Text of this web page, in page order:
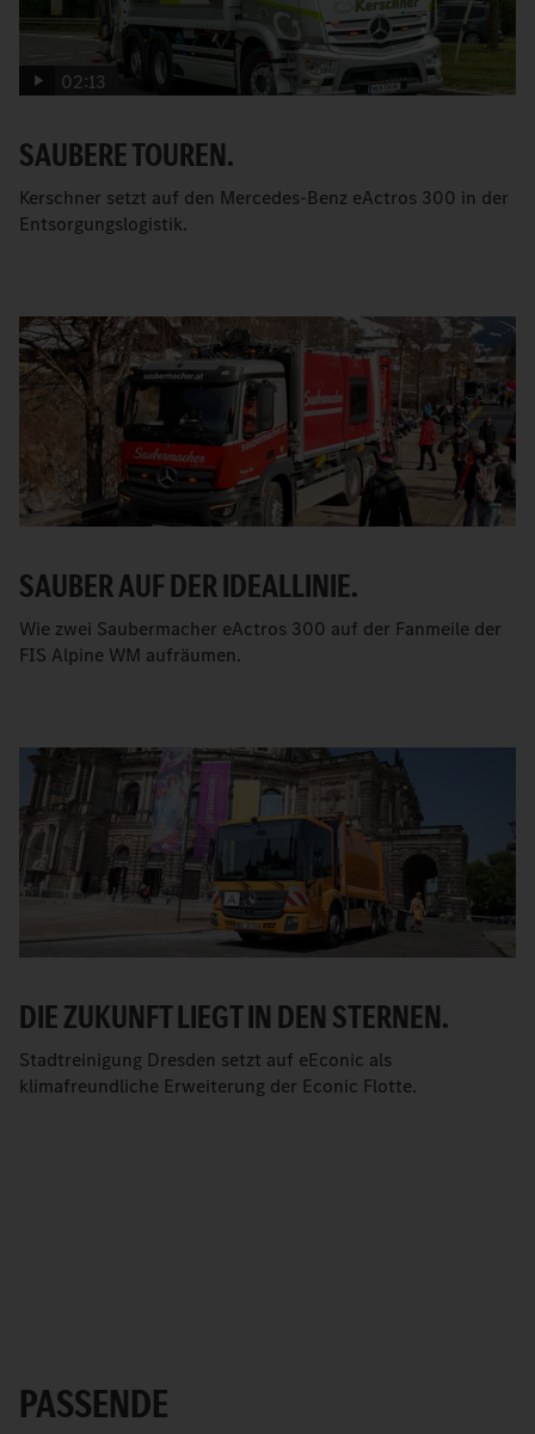
02:13
SAUBERE TOUREN.
Kerschner setzt auf den Mercedes-Benz eActros 300 in der
Entsorgungslogistik.
SAUBER AUF DER IDEALLINIE.
Wie zwei Saubermacher eActros 300 auf der Fanmeile der
FIS Alpine WM aufräumen.
DIE ZUKUNFT LIEGT IN DEN STERNEN.
Stadtreinigung Dresden setzt auf eEconic als
klimafreundliche Erweiterung der Econic Flotte.
PASSENDE